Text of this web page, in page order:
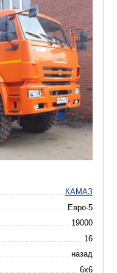
В НАЛИЧИИ